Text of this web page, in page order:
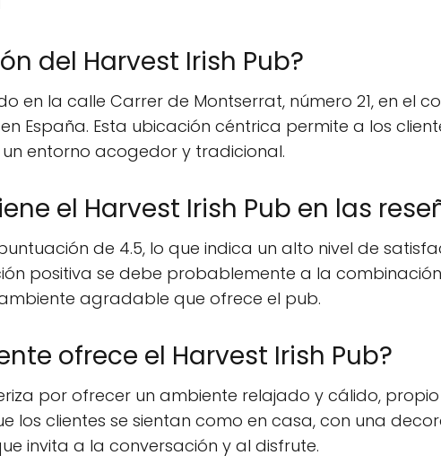
del Harvest Irish Pub?
en la calle Carrer de Montserrat, número 21, en el
España. Esta ubicación céntrica permite a los
entorno acogedor y tradicional.
el Harvest Irish Pub en las
de 4.5, lo que indica un alto nivel de
positiva se debe probablemente a la
agradable que ofrece el pub.
ofrece el Harvest Irish Pub?
por ofrecer un ambiente relajado y cálido,
los clientes se sientan como en casa, con una
invita a la conversación y al disfrute.